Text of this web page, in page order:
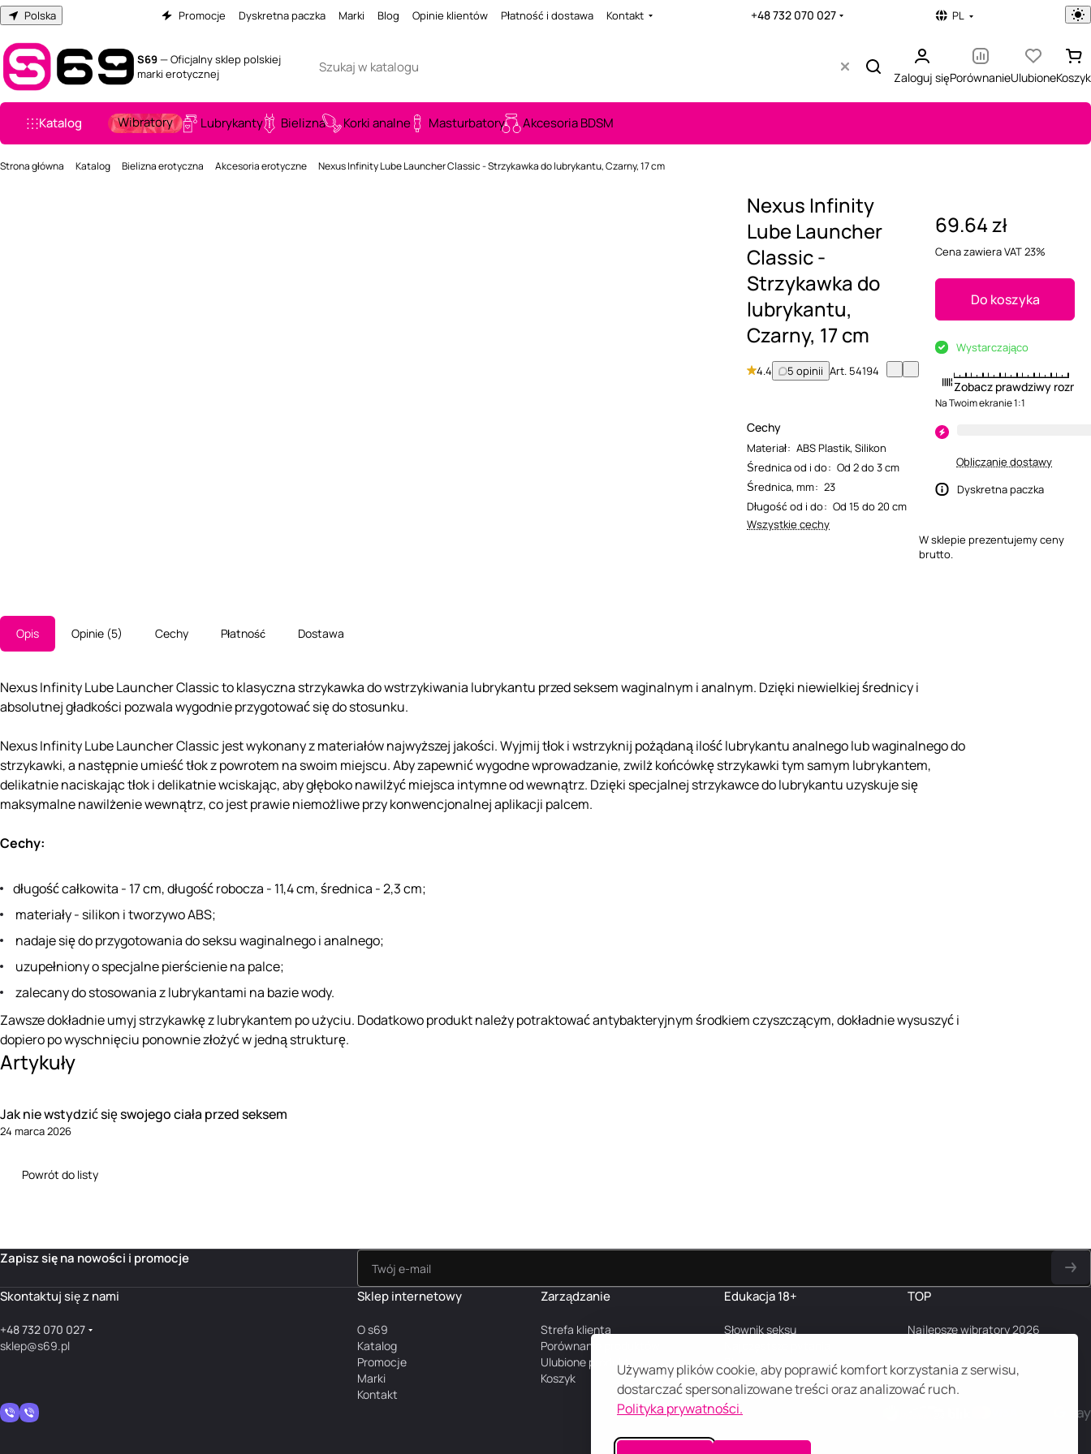
Używamy plików cookie, aby poprawić komfort korzystania z serwisu,
dostarczać spersonalizowane treści oraz analizować ruch.
Polityka prywatności.
Polska Promocje Dyskretna paczka Marki Blog Opinie klientów Płatność i dostawa Kontakt +48 732 070 027 PL
S69— Oficjalny sklep polskiej
marki erotycznej
Zaloguj sięPorównanieUlubioneKoszyk
Katalog Wibratory Lubrykanty Bielizna Korki analne Masturbatory Akcesoria BDSM
Strona główna Katalog Bielizna erotyczna Akcesoria erotyczne Nexus Infinity Lube Launcher Classic - Strzykawka do lubrykantu, Czarny, 17 cm
Nexus Infinity
Lube Launcher
Classic -
Strzykawka do
lubrykantu,
Czarny, 17 cm
4.4 5 opinii Art. 54194
Cechy
Materiał: ABS Plastik, Silikon
Średnica od i do: Od 2 do 3 cm
Średnica, mm: 23
Długość od i do: Od 15 do 20 cm
Wszystkie cechy
69.64 zł
Cena zawiera VAT 23%
Do koszyka
Wystarczająco
Zobacz prawdziwy
Na Twoim ekranie 1:1
Obliczanie dostawy
Dyskretna paczka
W sklepie prezentujemy ceny
brutto.
Opis Opinie 5 Cechy Płatność Dostawa
Nexus Infinity Lube Launcher Classic to klasyczna strzykawka do wstrzykiwania lubrykantu przed seksem waginalnym i analnym. Dzięki niewielkiej średnicy i
absolutnej gładkości pozwala wygodnie przygotować się do stosunku.
Nexus Infinity Lube Launcher Classic jest wykonany z materiałów najwyższej jakości. Wyjmij tłok i wstrzyknij pożądaną ilość lubrykantu analnego lub waginalnego do
strzykawki, a następnie umieść tłok z powrotem na swoim miejscu. Aby zapewnić wygodne wprowadzanie, zwilż końcówkę strzykawki tym samym lubrykantem,
delikatnie naciskając tłok i delikatnie wciskając, aby głęboko nawilżyć miejsca intymne od wewnątrz. Dzięki specjalnej strzykawce do lubrykantu uzyskuje się
maksymalne nawilżenie wewnątrz, co jest prawie niemożliwe przy konwencjonalnej aplikacji palcem.
Cechy:
długość całkowita - 17 cm, długość robocza - 11,4 cm, średnica - 2,3 cm;
materiały - silikon i tworzywo ABS;
nadaje się do przygotowania do seksu waginalnego i analnego;
uzupełniony o specjalne pierścienie na palce;
zalecany do stosowania z lubrykantami na bazie wody.
Zawsze dokładnie umyj strzykawkę z lubrykantem po użyciu. Dodatkowo produkt należy potraktować antybakteryjnym środkiem czyszczącym, dokładnie wysuszyć i
dopiero po wyschnięciu ponownie złożyć w jedną strukturę.
Artykuły
Jak nie wstydzić się swojego ciała przed seksem
24 marca 2026
Powrót do listy
Zapisz się na nowości i promocje
Skontaktuj się z nami
+48 732 070 027
sklep@s69.pl
Sklep internetowy
O s69
Katalog
Promocje
Marki
Kontakt
Zarządzanie
Strefa klienta
Porównanie produktów
Ulubione produkty
Koszyk
Edukacja 18+
Słownik seksu
Blog
TOP
Najlepsze wibratory 2026